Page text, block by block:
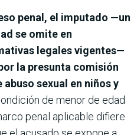
penal, el imputado —un
se omite en
legales vigentes—
la presunta comisión
sexual en niños y
de menor de edad
penal aplicable difiere